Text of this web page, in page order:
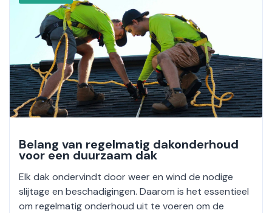
Belang van regelmatig dakonderhoud
voor een duurzaam dak
Elk dak ondervindt door weer en wind de nodige
slijtage en beschadigingen. Daarom is het essentieel
om regelmatig onderhoud uit te voeren om de